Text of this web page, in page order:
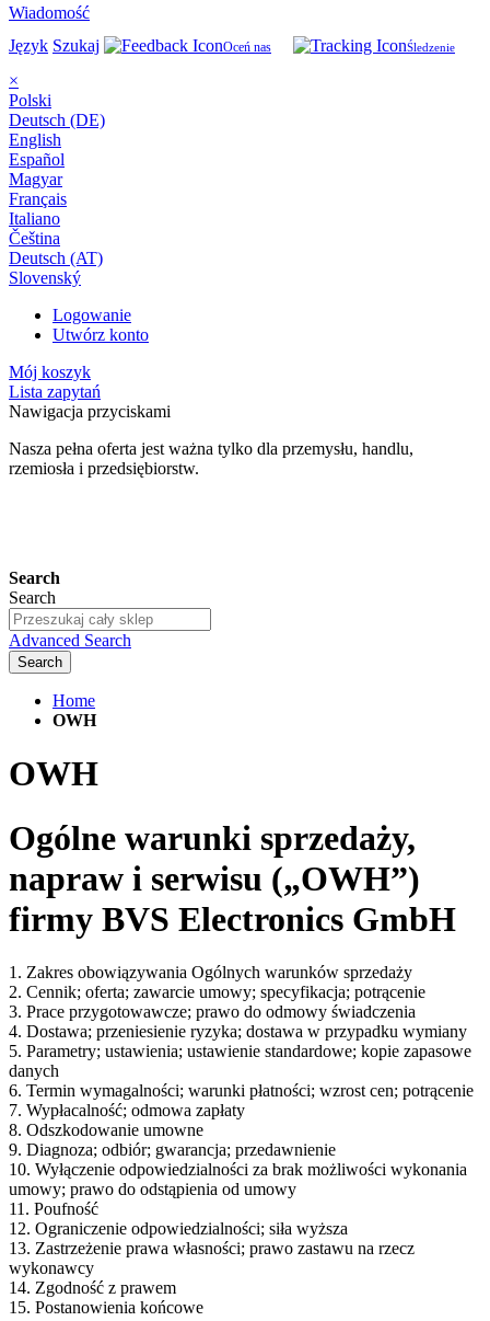
Wiadomość
Język Szukaj Oceń nas Śledzenie
×
Polski
Deutsch (DE)
English
Español
Magyar
Français
Italiano
Čeština
Deutsch (AT)
Slovenský
Logowanie
Utwórz konto
Mój koszyk
Lista zapytań
Nawigacja przyciskami
Nasza pełna oferta jest ważna tylko dla przemysłu, handlu,
rzemiosła i przedsiębiorstw.
Search
Search
Advanced Search
Search
Home
OWH
OWH
Ogólne warunki sprzedaży,
napraw i serwisu („OWH”)
firmy BVS Electronics GmbH
1. Zakres obowiązywania Ogólnych warunków sprzedaży
2. Cennik; oferta; zawarcie umowy; specyfikacja; potrącenie
3. Prace przygotowawcze; prawo do odmowy świadczenia
4. Dostawa; przeniesienie ryzyka; dostawa w przypadku wymiany
5. Parametry; ustawienia; ustawienie standardowe; kopie zapasowe
danych
6. Termin wymagalności; warunki płatności; wzrost cen; potrącenie
7. Wypłacalność; odmowa zapłaty
8. Odszkodowanie umowne
9. Diagnoza; odbiór; gwarancja; przedawnienie
10. Wyłączenie odpowiedzialności za brak możliwości wykonania
umowy; prawo do odstąpienia od umowy
11. Poufność
12. Ograniczenie odpowiedzialności; siła wyższa
13. Zastrzeżenie prawa własności; prawo zastawu na rzecz
wykonawcy
14. Zgodność z prawem
15. Postanowienia końcowe